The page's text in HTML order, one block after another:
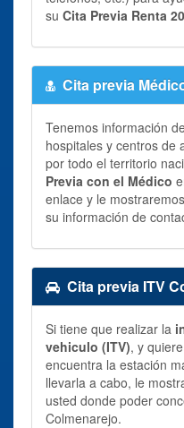
su Cita Previa Renta
Cita previa
Tenemos información
hospitales y centros de
por todo el territorio
Previa con el Médico
enlace y le
su información de
Cita previa ITV
Si tiene que realizar la
vehiculo (ITV), y
encuentra la estación
llevarla a cabo, le
usted donde poder
Colmenarejo.